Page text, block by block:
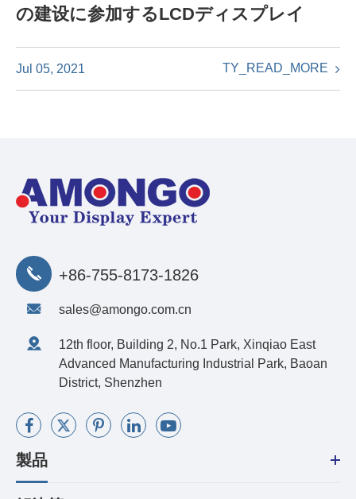
の建设に参加するLCDディスプレイ
Jul 05, 2021 TY_READ_MORE
+86-755-8173-1826
sales@amongo.com.cn
12th floor, Building 2, No.1 Park, Xinqiao East
Advanced Manufacturing Industrial Park, Baoan
District, Shenzhen
製品